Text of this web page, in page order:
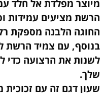
מיוצר מפלדת אל חלד
הרשת מציעים עמידות
החוגה הלבנה מספקת
בנוסף, עם צמיד הרשת
לשנות את הרצועה כדי
שלך.
שעון דגם זה עם זכוכית